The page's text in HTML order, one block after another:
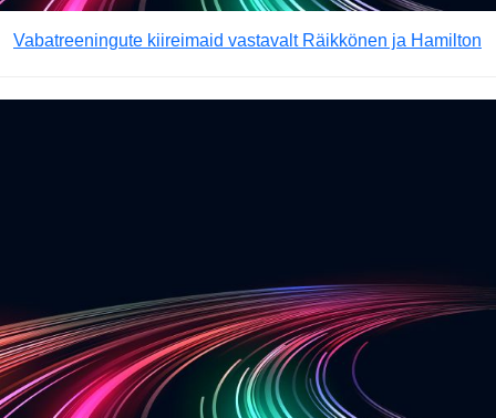
Vabatreeningute kiireimaid vastavalt Räikkönen ja Hamilton